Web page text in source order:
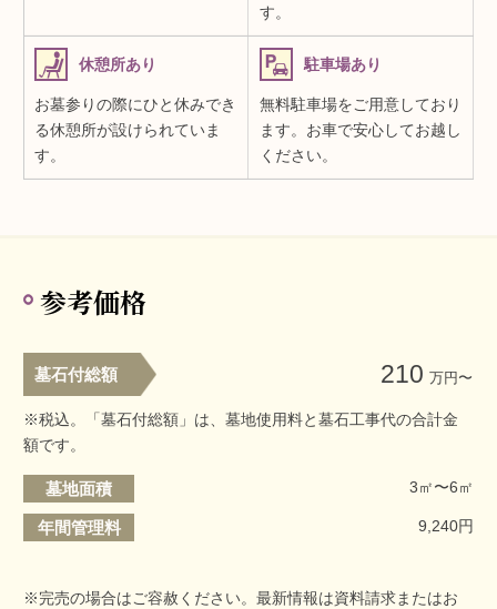
す。
休憩所あり
お墓参りの際にひと休みでき
る休憩所が設けられていま
す。
駐車場あり
無料駐車場をご用意しており
ます。お車で安心してお越し
ください。
参考価格
墓石付総額 210 万円〜
※税込。「墓石付総額」は、墓地使用料と墓石工事代の合計金
額です。
墓地面積 3㎡〜6㎡
年間管理料 9,240円
※完売の場合はご容赦ください。最新情報は資料請求またはお